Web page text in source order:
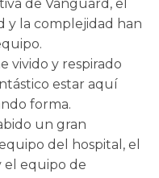
de Vanguard, el
y la complejidad han
vivido y respirado
estar aquí
forma.
un gran
del hospital, el
el equipo de